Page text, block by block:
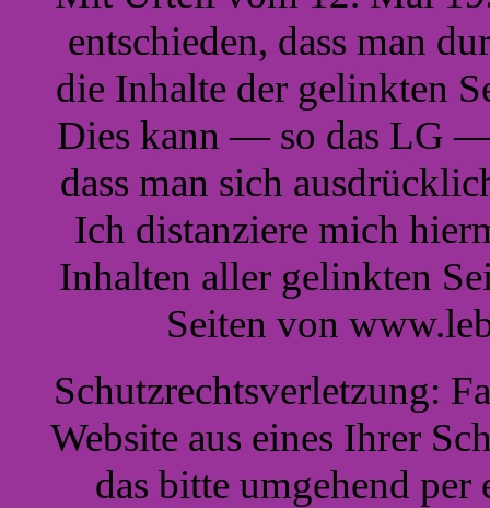
entschieden, dass man
die Inhalte der gelinkten
Dies kann — so das LG
dass man sich
Ich distanziere mich
Inhalten aller gelinkten
Seiten von
Schutzrechtsverletzung:
Website aus eines Ihrer
das bitte umgehend